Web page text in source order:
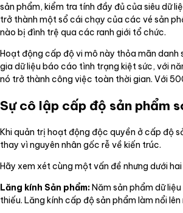
sản phẩm, kiểm tra tính đầy đủ của siêu dữ
trở thành một sổ cái chạy của các vé sản
nào bị đình trệ qua các ranh giới tổ chức.
Hoạt động cấp độ vi mô này thỏa mãn danh
gia dữ liệu báo cáo tình trạng kiệt sức, với
nó trở thành công việc toàn thời gian. Với
Sự cô lập cấp độ sản phẩm
Khi quản trị hoạt động độc quyền ở cấp độ
thay vì nguyên nhân gốc rễ về kiến trúc.
Hãy xem xét cùng một vấn đề nhưng dưới
Lăng kính Sản phẩm:Năm sản phẩm dữ
thiếu. Lăng kính cấp độ sản phẩm làm nổi